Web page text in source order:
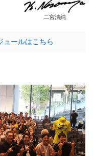
二宮清純
ュールはこちら